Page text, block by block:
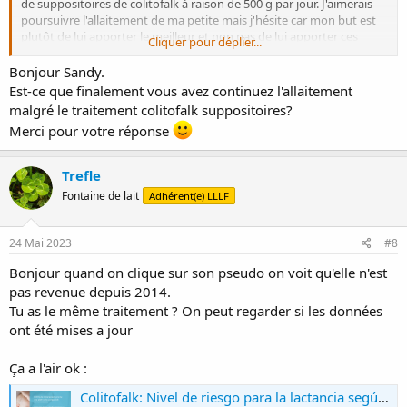
est utilisable pendant l’allaitement. Le bébé sera suivi à la recherche
d’une diarrhée.
poursuivre l'allaitement de ma petite mais j'hésite car mon but est
plutôt de lui apporter le meilleur et non pas de lui apporter ces
molécules chimiques qui ne lui feront aucun bien (ou pire qui
pourraient lui faire du mal). Y a t il des personnes parmi vous qui
sont ou ont été dans mon cas ? Qu'avez-vous choisi ? Merci à toutes
pour vos avis.
Cliquer pour déplier...
Bonjour Sandy.
Est-ce que finalement vous avez continuez l'allaitement
malgré le traitement colitofalk suppositoires?
Merci pour votre réponse
Trefle
Fontaine de lait Adhérent(e) LLLF
24 Mai 2023 #8
Bonjour quand on clique sur son pseudo on voit qu'elle n'est
pas revenue depuis 2014.
Tu as le même traitement ? On peut regarder si les données
ont été mises a jour
Ça a l'air ok :
Colitofalk: Nivel de riesgo para la lactancia según e-lactancia.org